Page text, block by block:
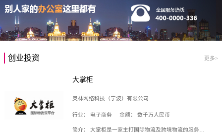
创业投资 更多>
大掌柜
奥林网络科技（宁波）有限公司
行业： 电子商务 金额： 数千万人民币
简介： 大掌柜是一家主打国际物流及跨境物流的服务云平台，致力于帮助全球国际物流企业在互联网上建立自己的平台，核心产品包括运价通、生意通、业务通、订舱通、招财通等，奥林网络科技（宁波）有限公司旗下产品。